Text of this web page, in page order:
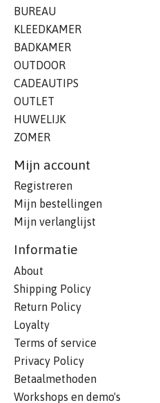
BUREAU
KLEEDKAMER
BADKAMER
OUTDOOR
CADEAUTIPS
OUTLET
HUWELIJK
ZOMER
Mijn account
Registreren
Mijn bestellingen
Mijn verlanglijst
Informatie
About
Shipping Policy
Return Policy
Loyalty
Terms of service
Privacy Policy
Betaalmethoden
Workshops en demo's